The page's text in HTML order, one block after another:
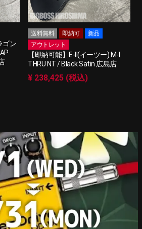
ゴン
送料無料 即納可
新品
アウトレット
【即納可能】E-II(イーツー) M-I
THRU NT / Black Satin 広島店
¥ 238,425 (税込)